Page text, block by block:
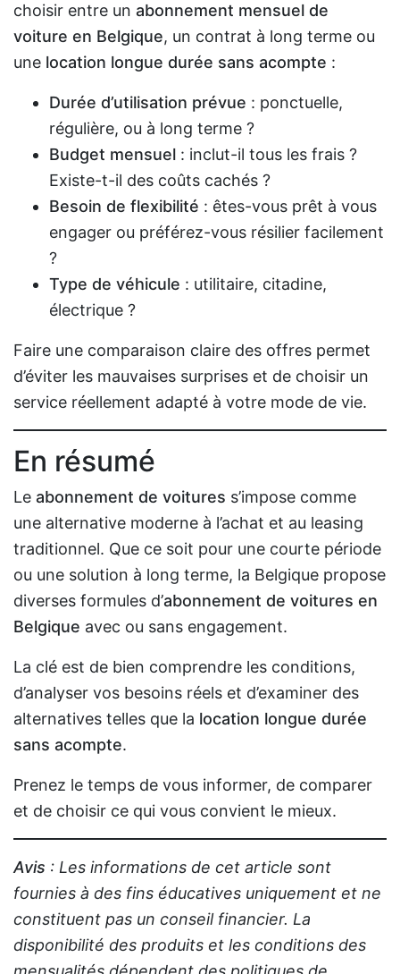
choisir entre un abonnement mensuel de
voiture en Belgique, un contrat à long terme ou
une location longue durée sans acompte :
Durée d’utilisation prévue : ponctuelle,
régulière, ou à long terme ?
Budget mensuel : inclut-il tous les frais ?
Existe-t-il des coûts cachés ?
Besoin de flexibilité : êtes-vous prêt à vous
engager ou préférez-vous résilier facilement
?
Type de véhicule : utilitaire, citadine,
électrique ?
Faire une comparaison claire des offres permet
d’éviter les mauvaises surprises et de choisir un
service réellement adapté à votre mode de vie.
En résumé
Le abonnement de voitures s’impose comme
une alternative moderne à l’achat et au leasing
traditionnel. Que ce soit pour une courte période
ou une solution à long terme, la Belgique propose
diverses formules d’abonnement de voitures en
Belgique avec ou sans engagement.
La clé est de bien comprendre les conditions,
d’analyser vos besoins réels et d’examiner des
alternatives telles que la location longue durée
sans acompte.
Prenez le temps de vous informer, de comparer
et de choisir ce qui vous convient le mieux.
Avis : Les informations de cet article sont
fournies à des fins éducatives uniquement et ne
constituent pas un conseil financier. La
disponibilité des produits et les conditions des